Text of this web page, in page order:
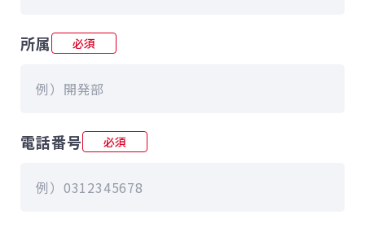
所属 必須
電話番号 必須